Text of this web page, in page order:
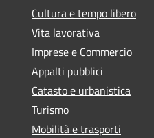
Cultura e tempo libero
Vita lavorativa
Imprese e Commercio
Appalti pubblici
Catasto e urbanistica
Turismo
Mobilità e trasporti